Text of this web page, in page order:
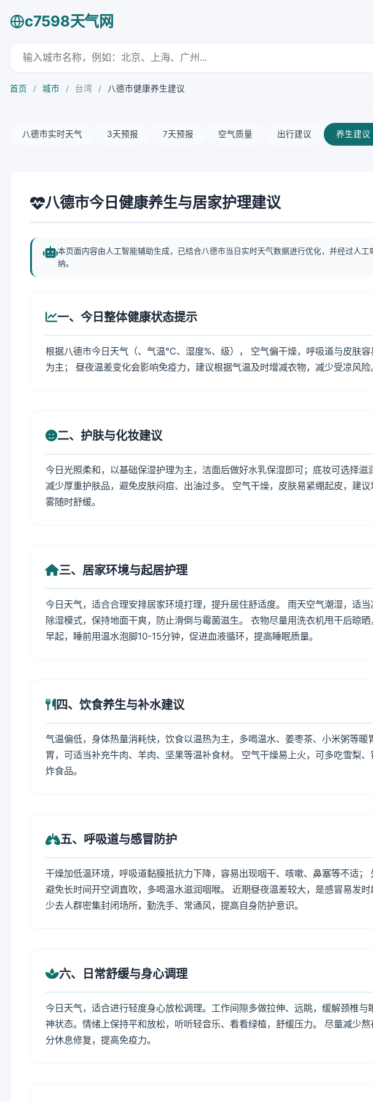
c7598天气网
首页 / 城市 / 台湾 / 八德市健康养生建议
八德市实时天气 3天预报 7天预报 空气质量 出行建议 养生建议
八德市今日健康养生与居家护理建议
本页面内容由人工智能辅助生成，已结合八德市当日实时天气数据进行优化，并经过人
纳。
一、今日整体健康状态提示
根据八德市今日天气（、气温℃、湿度%、级）， 空气偏干燥，呼吸道与皮肤
为主； 昼夜温差变化会影响免疫力，建议根据气温及时增减衣物，减少受凉风险
二、护肤与化妆建议
今日光照柔和，以基础保湿护理为主，洁面后做好水乳保湿即可；底妆可选择
减少厚重护肤品，避免皮肤闷痘、出油过多。 空气干燥，皮肤易紧绷起皮，建
雾随时舒缓。
三、居家环境与起居护理
今日天气，适合合理安排居家环境打理，提升居住舒适度。 雨天空气潮湿，适
除湿模式，保持地面干爽，防止滑倒与霉菌滋生。 衣物尽量用洗衣机甩干后晾
早起，睡前用温水泡脚10-15分钟，促进血液循环，提高睡眠质量。
四、饮食养生与补水建议
气温偏低，身体热量消耗快，饮食以温热为主，多喝温水、姜枣茶、小米粥等
胃，可适当补充牛肉、羊肉、坚果等温补食材。 空气干燥易上火，可多吃雪梨
炸食品。
五、呼吸道与感冒防护
干燥加低温环境，呼吸道黏膜抵抗力下降，容易出现咽干、咳嗽、鼻塞等不适
避免长时间开空调直吹，多喝温水滋润咽喉。 近期昼夜温差较大，是感冒易发
少去人群密集封闭场所，勤洗手、常通风，提高自身防护意识。
六、日常舒缓与身心调理
今日天气，适合进行轻度身心放松调理。工作间隙多做拉伸、远眺，缓解颈椎
神状态。情绪上保持平和放松，听听轻音乐、看看绿植，舒缓压力。 尽量减少
分休息修复，提高免疫力。